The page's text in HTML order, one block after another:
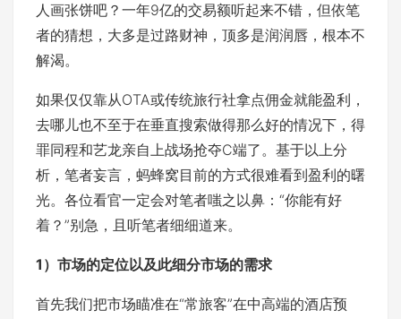
人画张饼吧？一年9亿的交易额听起来不错，但依笔
者的猜想，大多是过路财神，顶多是润润唇，根本不
解渴。
如果仅仅靠从OTA或传统旅行社拿点佣金就能盈利，
去哪儿也不至于在垂直搜索做得那么好的情况下，得
罪同程和艺龙亲自上战场抢夺C端了。基于以上分
析，笔者妄言，蚂蜂窝目前的方式很难看到盈利的曙
光。各位看官一定会对笔者嗤之以鼻：“你能有好
着？”别急，且听笔者细细道来。
1）市场的定位以及此细分市场的需求
首先我们把市场瞄准在“常旅客”在中高端的酒店预